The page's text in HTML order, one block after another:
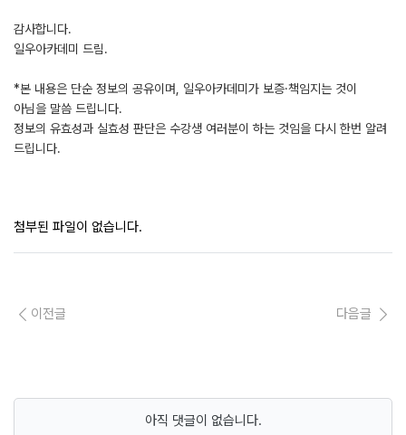
감사합니다.
일우아카데미 드림.
*본 내용은 단순 정보의 공유이며, 일우아카데미가 보증·책임지는 것이
아님을 말씀 드립니다.
정보의 유효성과 실효성 판단은 수강생 여러분이 하는 것임을 다시 한번 알려
드립니다.
첨부된 파일이 없습니다.
이전글 다음글
아직 댓글이 없습니다.